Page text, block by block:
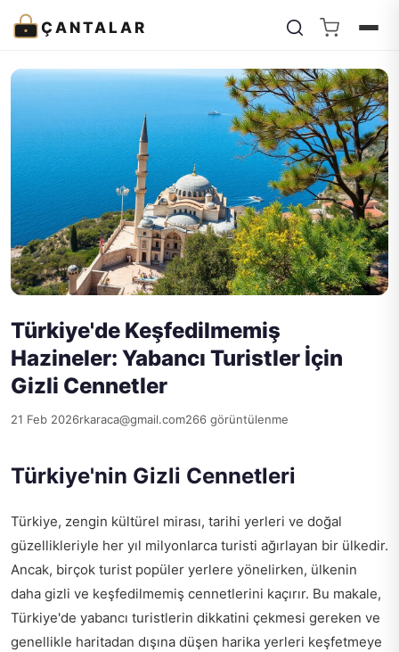
ÇANTALAR
Türkiye'de Keşfedilmemiş
Hazineler: Yabancı Turistler İçin
Gizli Cennetler
21 Feb 2026rkaraca@gmail.com266 görüntülenme
Türkiye'nin Gizli Cennetleri
Türkiye, zengin kültürel mirası, tarihi yerleri ve doğal
güzellikleriyle her yıl milyonlarca turisti ağırlayan bir ülkedir.
Ancak, birçok turist popüler yerlere yönelirken, ülkenin
daha gizli ve keşfedilmemiş cennetlerini kaçırır. Bu makale,
Türkiye'de yabancı turistlerin dikkatini çekmesi gereken ve
genellikle haritadan dışına düşen harika yerleri keşfetmeye